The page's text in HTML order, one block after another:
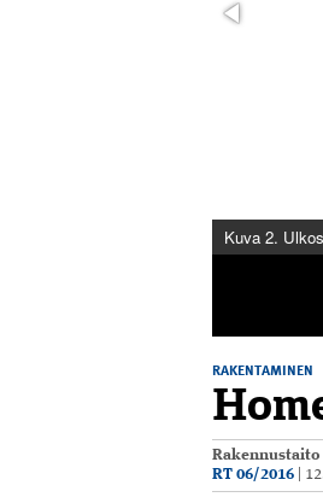
Kuva 2.
RAKENTAMINEN
Rakennustaito
RT 06/2016